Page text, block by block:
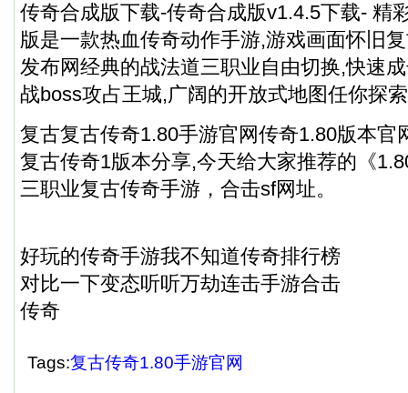
传奇合成版下载-传奇合成版v1.4.5下载- 精
版是一款热血传奇动作手游,游戏画面怀旧
发布网经典的战法道三职业自由切换,快速
战boss攻占王城,广阔的开放式地图任你探
复古复古传奇1.80手游官网传奇1.80版本官
复古传奇1版本分享,今天给大家推荐的《
三职业复古传奇手游， 合击sf网址。
好玩的传奇手游我不知道传奇排行榜
对比一下变态听听万劫连击手游合击
传奇
Tags:复古传奇1.80手游官网